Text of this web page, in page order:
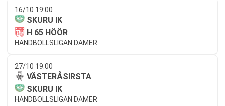
16/10 19:00
SKURU IK
H 65 HÖÖR
HANDBOLLSLIGAN DAMER
27/10 19:00
VÄSTERÅSIRSTA
SKURU IK
HANDBOLLSLIGAN DAMER